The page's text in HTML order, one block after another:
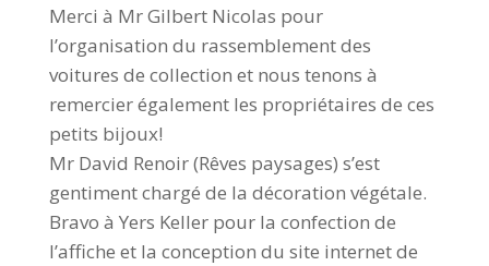
Merci à Mr Gilbert Nicolas pour
l’organisation du rassemblement des
voitures de collection et nous tenons à
remercier également les propriétaires de ces
petits bijoux!
Mr David Renoir (Rêves paysages) s’est
gentiment chargé de la décoration végétale.
Bravo à Yers Keller pour la confection de
l’affiche et la conception du site internet de